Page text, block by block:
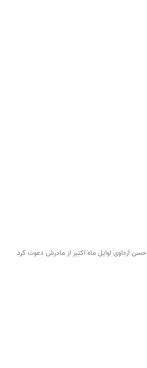
است[۱] حسن اَرداوی اوایل ماه اکتبر از مادرش دعوت کرد